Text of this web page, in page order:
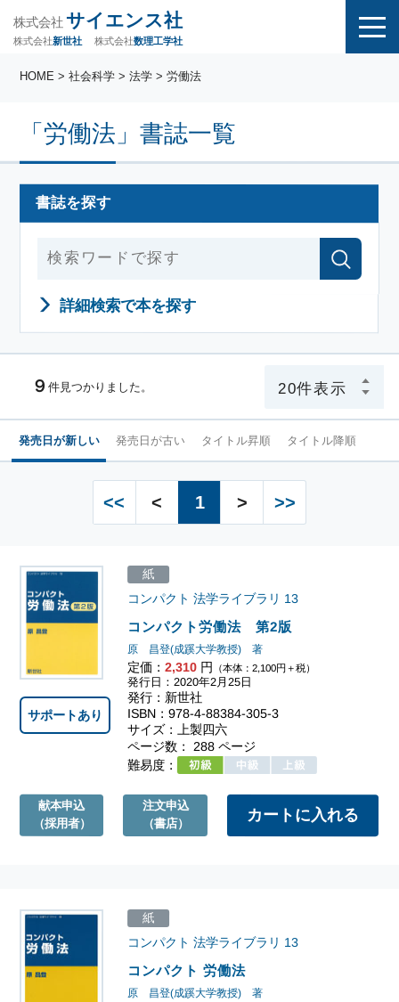
株式会社 サイエンス社
株式会社新世社 株式会社数理工学社
「労働法」書誌一覧
HOME > 社会科学 > 法学 > 労働法
書誌を探す
詳細検索で本を探す
９ 件見つかりました。
発売日が新しい 発売日が古い タイトル昇順 タイトル降順
<< < 1 > >>
コンパクト労働法 第2版
コンパクト 法学ライブラリ 13
原 昌登(成蹊大学教授) 著
定価： 2,310円 （本体：2,100円＋税）
紙
発行日：2020年2月25日
発行：新世社
ISBN：978-4-88384-305-3
サイズ：上製四六
ページ数： 288 ページ
難易度：
サポートあり
献本申込
（採用者）
注文申込
（書店）
コンパクト 労働法
コンパクト 法学ライブラリ 13
原 昌登(成蹊大学教授) 著
紙